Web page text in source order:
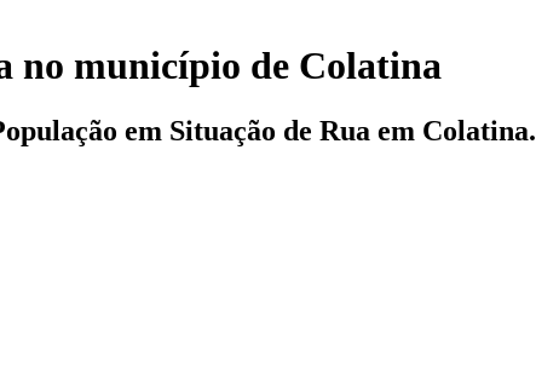
no município de Colatina
em Situação de Rua em Colatina.